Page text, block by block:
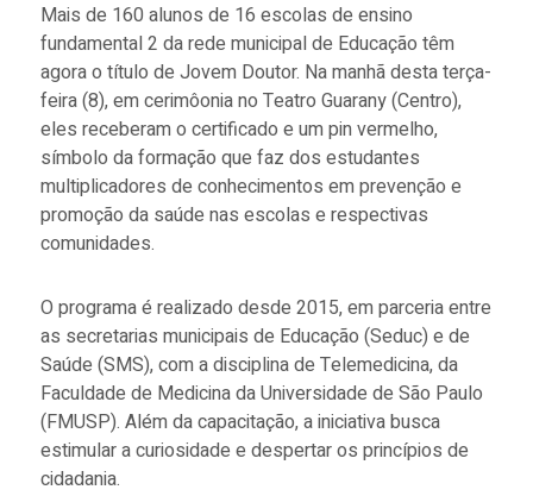
Mais de 160 alunos de 16 escolas de ensino
fundamental 2 da rede municipal de Educação têm
agora o título de Jovem Doutor. Na manhã desta terça-
feira (8), em cerimôonia no Teatro Guarany (Centro),
eles receberam o certificado e um pin vermelho,
símbolo da formação que faz dos estudantes
multiplicadores de conhecimentos em prevenção e
promoção da saúde nas escolas e respectivas
comunidades.
O programa é realizado desde 2015, em parceria entre
as secretarias municipais de Educação (Seduc) e de
Saúde (SMS), com a disciplina de Telemedicina, da
Faculdade de Medicina da Universidade de São Paulo
(FMUSP). Além da capacitação, a iniciativa busca
estimular a curiosidade e despertar os princípios de
cidadania.